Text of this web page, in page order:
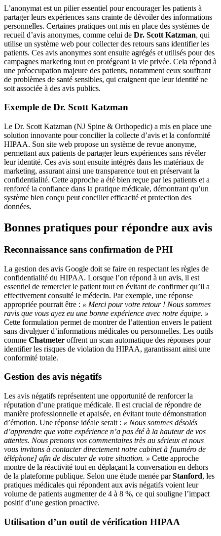
L’anonymat est un pilier essentiel pour encourager les patients à
partager leurs expériences sans crainte de dévoiler des informations
personnelles. Certaines pratiques ont mis en place des systèmes de
recueil d’avis anonymes, comme celui de Dr. Scott Katzman, qui
utilise un système web pour collecter des retours sans identifier les
patients. Ces avis anonymes sont ensuite agrégés et utilisés pour des
campagnes marketing tout en protégeant la vie privée. Cela répond à
une préoccupation majeure des patients, notamment ceux souffrant
de problèmes de santé sensibles, qui craignent que leur identité ne
soit associée à des avis publics.
Exemple de Dr. Scott Katzman
Le Dr. Scott Katzman (NJ Spine & Orthopedic) a mis en place une
solution innovante pour concilier la collecte d’avis et la conformité
HIPAA. Son site web propose un système de revue anonyme,
permettant aux patients de partager leurs expériences sans révéler
leur identité. Ces avis sont ensuite intégrés dans les matériaux de
marketing, assurant ainsi une transparence tout en préservant la
confidentialité. Cette approche a été bien reçue par les patients et a
renforcé la confiance dans la pratique médicale, démontrant qu’un
système bien conçu peut concilier efficacité et protection des
données.
Bonnes pratiques pour répondre aux avis
Reconnaissance sans confirmation de PHI
La gestion des avis Google doit se faire en respectant les règles de
confidentialité du HIPAA. Lorsque l’on répond à un avis, il est
essentiel de remercier le patient tout en évitant de confirmer qu’il a
effectivement consulté le médecin. Par exemple, une réponse
appropriée pourrait être : « Merci pour votre retour ! Nous sommes
ravis que vous ayez eu une bonne expérience avec notre équipe. »
Cette formulation permet de montrer de l’attention envers le patient
sans divulguer d’informations médicales ou personnelles. Les outils
comme Chatmeter offrent un scan automatique des réponses pour
identifier les risques de violation du HIPAA, garantissant ainsi une
conformité totale.
Gestion des avis négatifs
Les avis négatifs représentent une opportunité de renforcer la
réputation d’une pratique médicale. Il est crucial de répondre de
manière professionnelle et apaisée, en évitant toute démonstration
d’émotion. Une réponse idéale serait : « Nous sommes désolés
d’apprendre que votre expérience n’a pas été à la hauteur de vos
attentes. Nous prenons vos commentaires très au sérieux et nous
vous invitons à contacter directement notre cabinet à [numéro de
téléphone] afin de discuter de votre situation. » Cette approche
montre de la réactivité tout en déplaçant la conversation en dehors
de la plateforme publique. Selon une étude menée parStanford, les
pratiques médicales qui répondent aux avis négatifs voient leur
volume de patients augmenter de 4 à 8 %, ce qui souligne l’impact
positif d’une gestion proactive.
Utilisation d’un outil de vérification HIPAA